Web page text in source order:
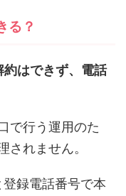
る？
はできず、電話
で行う運用のた
されません。
録電話番号で本